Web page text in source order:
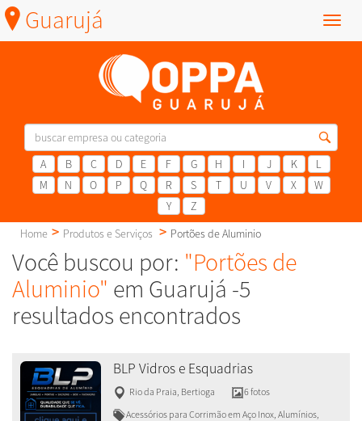
Menu
Guarujá
A B C D E F G H I J K
L
M
N O P Q R S T U V X
W
Y
Z
Home
Produtos e Serviços Portões de Aluminio
Você buscou por: "Portões de
Aluminio" em Guarujá -5
resultados encontrados
BLP Vidros e Esquadrias
Rio da Praia Bertioga
6 fotos
Acessórios para Corrimão em Aço Inox, Alumínios,